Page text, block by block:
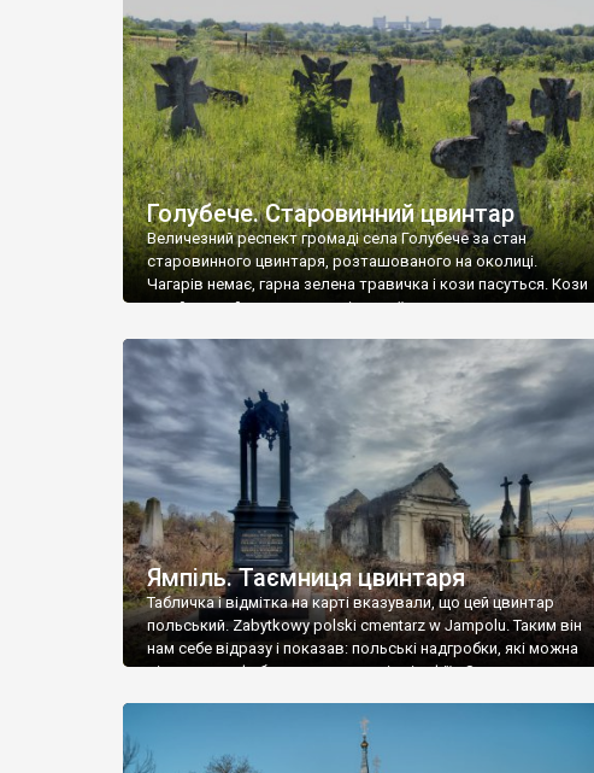
Голубече. Старовинний цвинтар
Величезний респект громаді села Голубече за стан
старовинного цвинтаря, розташованого на околиці.
Чагарів немає, гарна зелена травичка і кози пасуться. Кози
– найкращий регулятор шкідливої, для старих кладовищ,
бруньками, кози ті бруньки обгризають, бо то улюблений
делікатес. На цвинтарі у Голубечому ціла колекція
різноманітних форм хрестів. Село відносно невелике, […]
Ямпіль. Таємниця цвинтаря
Табличка і відмітка на карті вказували, що цей цвинтар
польський. Zabytkowy polski cmentarz w Jampolu. Таким він
нам себе відразу і показав: польські надгробки, які можна
віднести до фабричних, польські епітафії… Загалом цвинтар
виявилося більше семи гектарів. Перше враження про
абсолютну звичайність польського цвинтаря виявилося
оманливим – […]